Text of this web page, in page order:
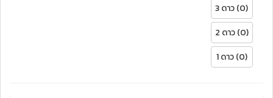
3 ดาว (0)
2 ดาว (0)
1 ดาว (0)